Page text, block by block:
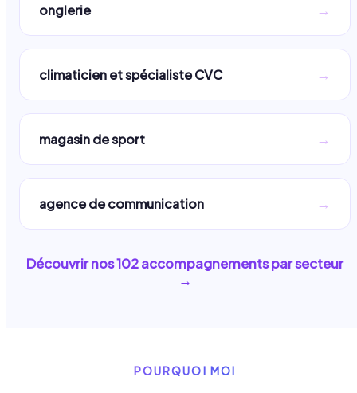
onglerie →
climaticien et spécialiste CVC →
magasin de sport →
agence de communication →
Découvrir nos102accompagnements par secteur
→
POURQUOI MOI